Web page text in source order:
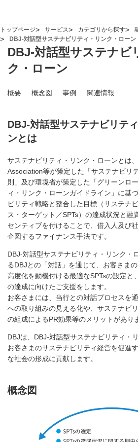
トップページ サービス カテゴリから探す
DBJ-対話型サステナビリティ・リンク・ローン
DBJ-対話型サステナビ
ク・ローン
概要 概念図 事例 関連情報
DBJ-対話型サステナビリテ
ンとは
サステナビリティ・リンク・ローンとは
Association等が策定した「サステナビリ
則」及び環境省が策定した「グリーンロ
ィ・リンク・ローンガイドライン」に基
ビリティ戦略と整合した目標（サステナ
ス・ターゲット／SPTs）の達成状況と融
センティブを付けることで、借入人及び
企図するファイナンス手法です。
DBJ-対話型サステナビリティ・リンク・
るDBJとの「対話」を通じて、お客さま
高度化を動機付ける最適なSPTsの設定と
の達成に向けたご支援をします。
お客さまには、当行との対話プロセスを
への取り組みの見える化や、サステナビ
の組成によるPR効果等のメリットがあり
DBJは、DBJ-対話型サステナビリティ・
お客さまのサステナビリティ経営を促進
な社会の形成に貢献します。
概念図